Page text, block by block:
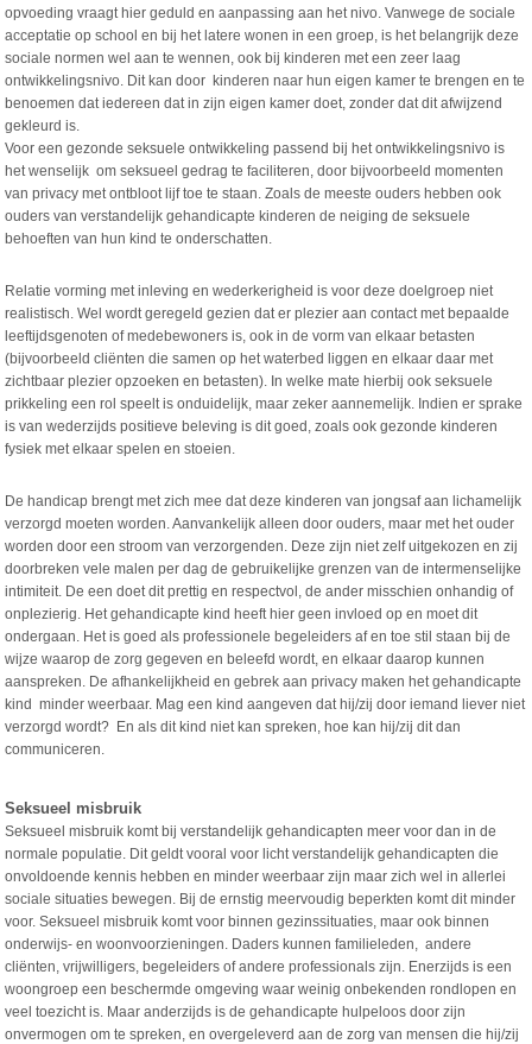
opvoeding vraagt hier geduld en aanpassing aan het nivo. Vanwege de sociale
acceptatie op school en bij het latere wonen in een groep, is het belangrijk deze
sociale normen wel aan te wennen, ook bij kinderen met een zeer laag
ontwikkelingsnivo. Dit kan door kinderen naar hun eigen kamer te brengen en te
benoemen dat iedereen dat in zijn eigen kamer doet, zonder dat dit afwijzend
gekleurd is.
Voor een gezonde seksuele ontwikkeling passend bij het ontwikkelingsnivo is
het wenselijk om seksueel gedrag te faciliteren, door bijvoorbeeld momenten
van privacy met ontbloot lijf toe te staan. Zoals de meeste ouders hebben ook
ouders van verstandelijk gehandicapte kinderen de neiging de seksuele
behoeften van hun kind te onderschatten.
Relatie vorming met inleving en wederkerigheid is voor deze doelgroep niet
realistisch. Wel wordt geregeld gezien dat er plezier aan contact met bepaalde
leeftijdsgenoten of medebewoners is, ook in de vorm van elkaar betasten
(bijvoorbeeld cliënten die samen op het waterbed liggen en elkaar daar met
zichtbaar plezier opzoeken en betasten). In welke mate hierbij ook seksuele
prikkeling een rol speelt is onduidelijk, maar zeker aannemelijk. Indien er sprake
is van wederzijds positieve beleving is dit goed, zoals ook gezonde kinderen
fysiek met elkaar spelen en stoeien.
De handicap brengt met zich mee dat deze kinderen van jongsaf aan lichamelijk
verzorgd moeten worden. Aanvankelijk alleen door ouders, maar met het ouder
worden door een stroom van verzorgenden. Deze zijn niet zelf uitgekozen en zij
doorbreken vele malen per dag de gebruikelijke grenzen van de intermenselijke
intimiteit. De een doet dit prettig en respectvol, de ander misschien onhandig of
onplezierig. Het gehandicapte kind heeft hier geen invloed op en moet dit
ondergaan. Het is goed als professionele begeleiders af en toe stil staan bij de
wijze waarop de zorg gegeven en beleefd wordt, en elkaar daarop kunnen
aanspreken. De afhankelijkheid en gebrek aan privacy maken het gehandicapte
kind minder weerbaar. Mag een kind aangeven dat hij/zij door iemand liever niet
verzorgd wordt? En als dit kind niet kan spreken, hoe kan hij/zij dit dan
communiceren.
Seksueel misbruik
Seksueel misbruik komt bij verstandelijk gehandicapten meer voor dan in de
normale populatie. Dit geldt vooral voor licht verstandelijk gehandicapten die
onvoldoende kennis hebben en minder weerbaar zijn maar zich wel in allerlei
sociale situaties bewegen. Bij de ernstig meervoudig beperkten komt dit minder
voor. Seksueel misbruik komt voor binnen gezinssituaties, maar ook binnen
onderwijs- en woonvoorzieningen. Daders kunnen familieleden, andere
cliënten, vrijwilligers, begeleiders of andere professionals zijn. Enerzijds is een
woongroep een beschermde omgeving waar weinig onbekenden rondlopen en
veel toezicht is. Maar anderzijds is de gehandicapte hulpeloos door zijn
onvermogen om te spreken, en overgeleverd aan de zorg van mensen die hij/zij